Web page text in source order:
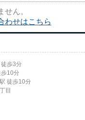
ん。
わせはこちら
徒歩3分
歩10分
駅 徒歩10分
目